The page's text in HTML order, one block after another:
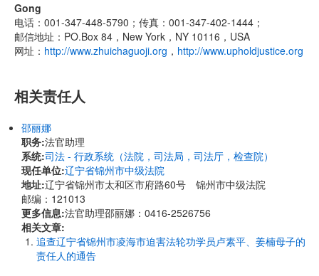
Gong
电话：001-347-448-5790；传真：001-347-402-1444；
邮信地址：PO.Box 84，New York，NY 10116，USA
网址： http://www.zhuichaguoji.org ， http://www.upholdjustice.org
相关责任人
邵丽娜
职务:法官助理
系统:司法 - 行政系统（法院，司法局，司法厅，检查院）
现任单位:辽宁省锦州市中级法院
地址:辽宁省锦州市太和区市府路60号 锦州市中级法院
邮编：121013
更多信息:法官助理邵丽娜：0416-2526756
相关文章:
追查辽宁省锦州市凌海市迫害法轮功学员卢素平、姜楠母子的
责任人的通告